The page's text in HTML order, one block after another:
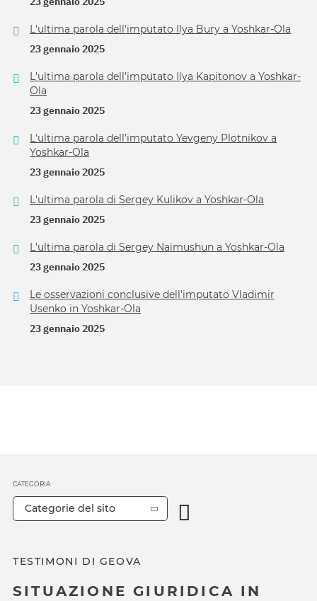
L'ultima parola dell'imputato Ilya Bury a Yoshkar-Ola
23 gennaio 2025
L'ultima parola dell'imputato Ilya Kapitonov a Yoshkar-
Ola
23 gennaio 2025
L'ultima parola dell'imputato Yevgeny Plotnikov a
Yoshkar-Ola
23 gennaio 2025
L'ultima parola di Sergey Kulikov a Yoshkar-Ola
23 gennaio 2025
L'ultima parola di Sergey Naimushun a Yoshkar-Ola
23 gennaio 2025
Le osservazioni conclusive dell'imputato Vladimir
Usenko in Yoshkar-Ola
23 gennaio 2025
TESTIMONI DI GEOVA
SITUAZIONE GIURIDICA IN
CATEGORIA
Categorie del sito